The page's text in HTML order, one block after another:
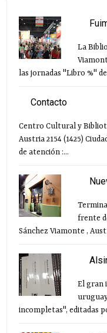
La
las jornadas "Libro %" de
Contacto
Centro Cultural y
Austria 2154 (1425)
de atención :...
frente
Sánchez Viamonte ,
El gran
incompletas", editadas